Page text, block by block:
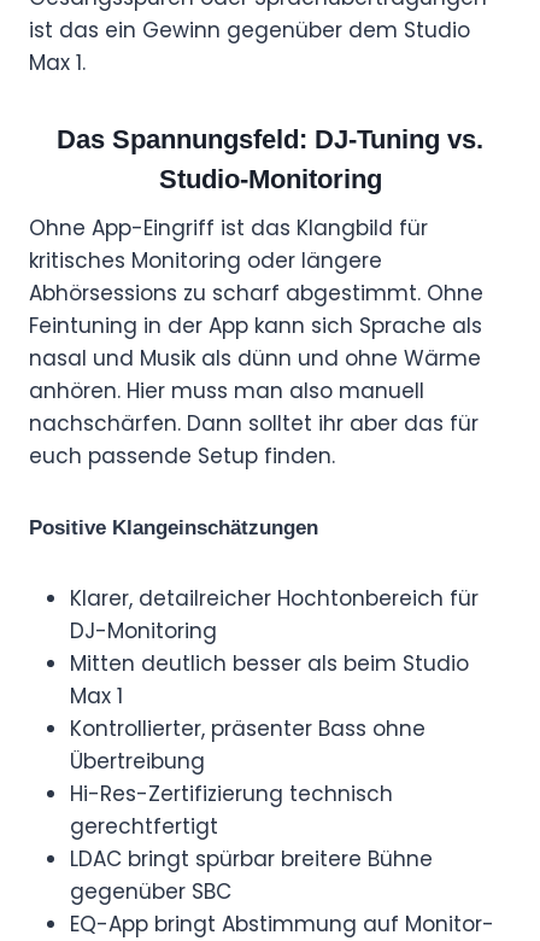
ist das ein Gewinn gegenüber dem Studio
Max 1.
Das Spannungsfeld: DJ-Tuning vs.
Studio-Monitoring
Ohne App-Eingriff ist das Klangbild für
kritisches Monitoring oder längere
Abhörsessions zu scharf abgestimmt. Ohne
Feintuning in der App kann sich Sprache als
nasal und Musik als dünn und ohne Wärme
anhören. Hier muss man also manuell
nachschärfen. Dann solltet ihr aber das für
euch passende Setup finden.
Positive Klangeinschätzungen
Klarer, detailreicher Hochtonbereich für
DJ-Monitoring
Mitten deutlich besser als beim Studio
Max 1
Kontrollierter, präsenter Bass ohne
Übertreibung
Hi-Res-Zertifizierung technisch
gerechtfertigt
LDAC bringt spürbar breitere Bühne
gegenüber SBC
EQ-App bringt Abstimmung auf Monitor-